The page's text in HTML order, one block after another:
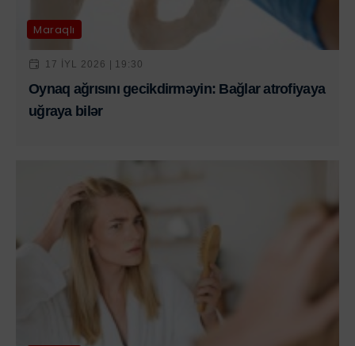
Maraqlı
17 IYL 2026 | 19:30
Oynaq ağrısını gecikdirməyin: Bağlar atrofiyaya
uğraya bilər